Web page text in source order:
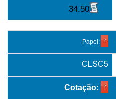
34.50
Papel:
CLSC5
Cotação: